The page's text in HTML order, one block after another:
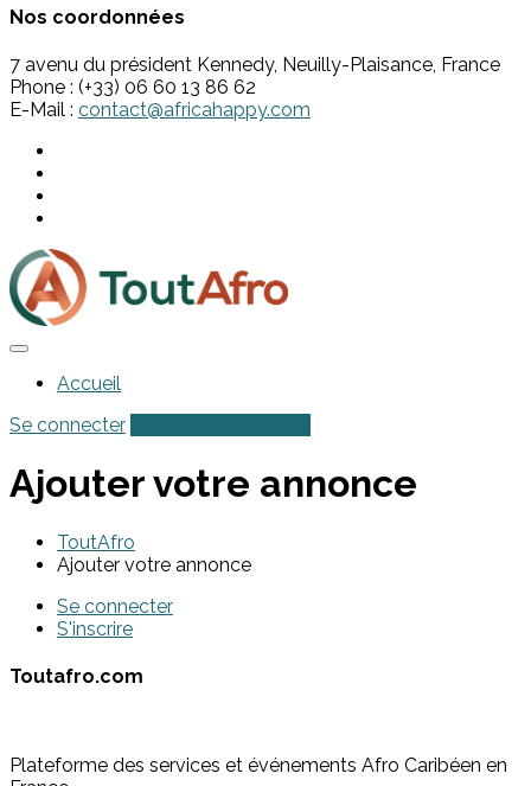
Nos coordonnées
7 avenu du président Kennedy, Neuilly-Plaisance, France
Phone : (+33) 06 60 13 86 62
E-Mail : contact@africahappy.com
Accueil
Se connecter
Ajouter votre annonce
ToutAfro
Ajouter votre annonce
Se connecter
S'inscrire
Toutafro.com
Plateforme des services et événements Afro Caribéen en